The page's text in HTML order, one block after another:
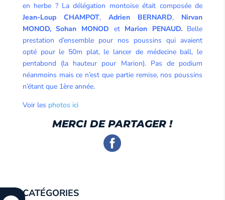
en herbe ? La délégation montoise était composée de
Jean-Loup CHAMPOT,Adrien BERNARD, Nirvan
MONOD, Sohan MONOD et Marion PENAUD.Belle
prestation d’ensemble pour nos poussins qui avaient
opté pour le 50m plat, le lancer de médecine ball, le
pentabond (la hauteur pour Marion). Pas de podium
néanmoins mais ce n’est que partie remise, nos poussins
n’étant que 1ère année.
Voir les photos ici
MERCI DE PARTAGER !
CATÉGORIES